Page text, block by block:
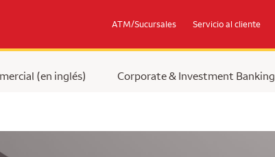
ATM/Sucursales Servicio al cliente
(en inglés) Corporate & Investment Banking